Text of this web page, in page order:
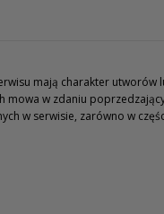
mają charakter
w zdaniu
w serwisie, zarówno w